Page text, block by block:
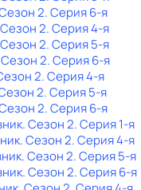
2. Серия 6-я
2. Серия 4-я
2. Серия 5-я
2. Серия 6-я
2. Серия 4-я
2. Серия 5-я
2. Серия 6-я
. Сезон 2. Серия 1-я
. Сезон 2. Серия 4-я
. Сезон 2. Серия 5-я
. Сезон 2. Серия 6-я